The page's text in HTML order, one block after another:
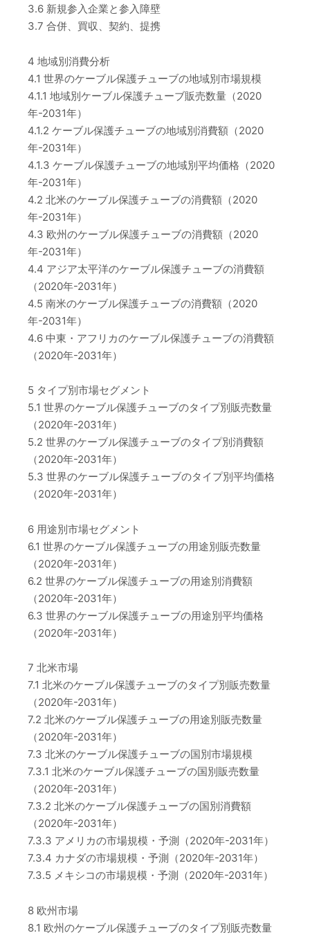
3.6 新規参入企業と参入障壁
3.7 合併、買収、契約、提携
4 地域別消費分析
4.1 世界のケーブル保護チューブの地域別市場規模
4.1.1 地域別ケーブル保護チューブ販売数量（2020
年-2031年）
4.1.2 ケーブル保護チューブの地域別消費額（2020
年-2031年）
4.1.3 ケーブル保護チューブの地域別平均価格（2020
年-2031年）
4.2 北米のケーブル保護チューブの消費額（2020
年-2031年）
4.3 欧州のケーブル保護チューブの消費額（2020
年-2031年）
4.4 アジア太平洋のケーブル保護チューブの消費額
（2020年-2031年）
4.5 南米のケーブル保護チューブの消費額（2020
年-2031年）
4.6 中東・アフリカのケーブル保護チューブの消費額
（2020年-2031年）
5 タイプ別市場セグメント
5.1 世界のケーブル保護チューブのタイプ別販売数量
（2020年-2031年）
5.2 世界のケーブル保護チューブのタイプ別消費額
（2020年-2031年）
5.3 世界のケーブル保護チューブのタイプ別平均価格
（2020年-2031年）
6 用途別市場セグメント
6.1 世界のケーブル保護チューブの用途別販売数量
（2020年-2031年）
6.2 世界のケーブル保護チューブの用途別消費額
（2020年-2031年）
6.3 世界のケーブル保護チューブの用途別平均価格
（2020年-2031年）
7 北米市場
7.1 北米のケーブル保護チューブのタイプ別販売数量
（2020年-2031年）
7.2 北米のケーブル保護チューブの用途別販売数量
（2020年-2031年）
7.3 北米のケーブル保護チューブの国別市場規模
7.3.1 北米のケーブル保護チューブの国別販売数量
（2020年-2031年）
7.3.2 北米のケーブル保護チューブの国別消費額
（2020年-2031年）
7.3.3 アメリカの市場規模・予測（2020年-2031年）
7.3.4 カナダの市場規模・予測（2020年-2031年）
7.3.5 メキシコの市場規模・予測（2020年-2031年）
8 欧州市場
8.1 欧州のケーブル保護チューブのタイプ別販売数量